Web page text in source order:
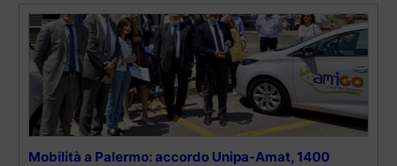
Mobilità a Palermo: accordo Unipa-Amat, 1400